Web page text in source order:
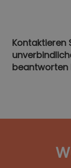
Kontaktieren
beantworten